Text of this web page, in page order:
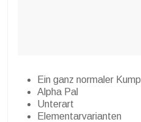
Ein ganz normaler
Alpha Pal
Unterart
Elementarvarianten